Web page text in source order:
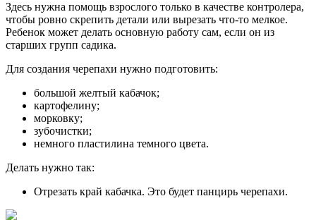
Здесь нужна помощь взрослого только в качестве контролера,
чтобы ровно скрепить детали или вырезать что-то мелкое.
Ребенок может делать основную работу сам, если он из
старших групп садика.
Для создания черепахи нужно подготовить:
большой желтый кабачок;
картофелину;
морковку;
зубочистки;
немного пластилина темного цвета.
Делать нужно так:
Отрезать край кабачка. Это будет панцирь черепахи.